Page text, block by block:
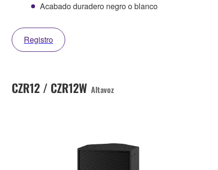
Acabado duradero negro o blanco
Registro
CZR12 / CZR12W Altavoz